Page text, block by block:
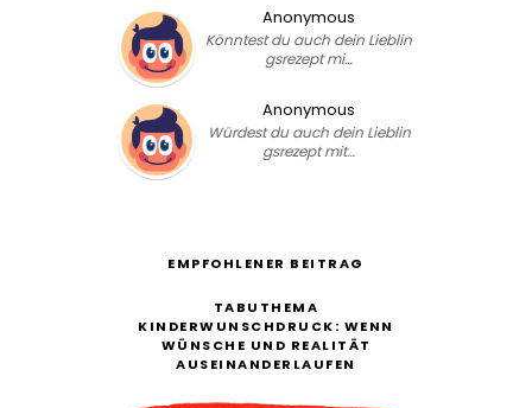
Anonymous
Könntest du auch dein Lieblin
gsrezept mi…
Anonymous
Würdest du auch dein Lieblin
gsrezept mit…
EMPFOHLENER BEITRAG
TABUTHEMA
KINDERWUNSCHDRUCK: WENN
WÜNSCHE UND REALITÄT
AUSEINANDERLAUFEN